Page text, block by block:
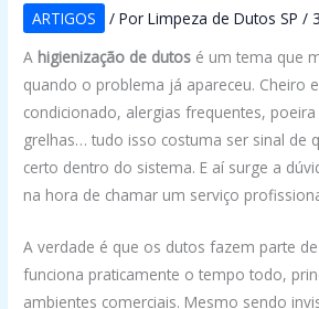
ARTIGOS / PorLimpeza de Dutos SP/
A higienização de dutos é um tema que
quando o problema já apareceu. Cheiro
condicionado, alergias frequentes,
grelhas… tudo isso costuma ser sinal de
certo dentro do sistema. E aí surge a
na hora de chamar um serviço
A verdade é que os dutos fazem parte
funciona praticamente o tempo todo,
ambientes comerciais. Mesmo sendo